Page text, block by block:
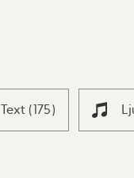
Text (175)